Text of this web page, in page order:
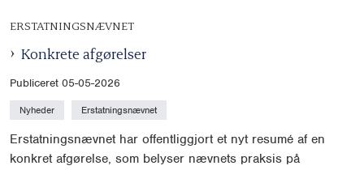
ERSTATNINGSNÆVNET
Konkrete afgørelser
Publiceret 05-05-2026
Nyheder Erstatningsnævnet
Erstatningsnævnet har offentliggjort et nyt resumé af en
konkret afgørelse, som belyser nævnets praksis på